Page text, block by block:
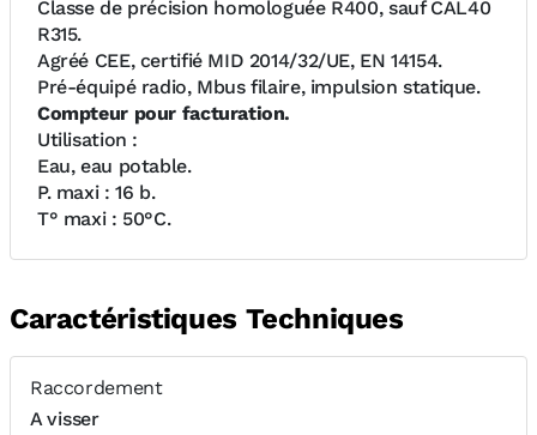
Classe de précision homologuée R400, sauf CAL40
R315.
Agréé CEE, certifié MID 2014/32/UE, EN 14154.
Pré-équipé radio, Mbus filaire, impulsion statique.
Compteur pour facturation.
Utilisation :
Eau, eau potable.
P. maxi : 16 b.
T° maxi : 50°C.
Caractéristiques Techniques
Raccordement
A visser